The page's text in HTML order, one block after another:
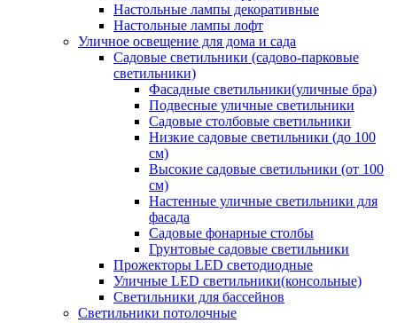
Настольные лампы декоративные
Настольные лампы лофт
Уличное освещение для дома и сада
Садовые светильники (садово-парковые
светильники)
Фасадные светильники(уличные бра)
Подвесные уличные светильники
Садовые столбовые светильники
Низкие садовые светильники (до 100
см)
Высокие садовые светильники (от 100
см)
Настенные уличные светильники для
фасада
Садовые фонарные столбы
Грунтовые садовые светильники
Прожекторы LED светодиодные
Уличные LED светильники(консольные)
Светильники для бассейнов
Светильники потолочные